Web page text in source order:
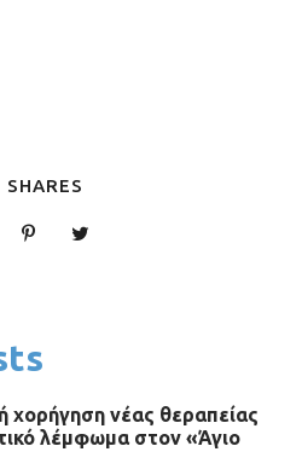
SHARES
χορήγηση νέας θεραπείας
λέμφωμα στον «Άγιο